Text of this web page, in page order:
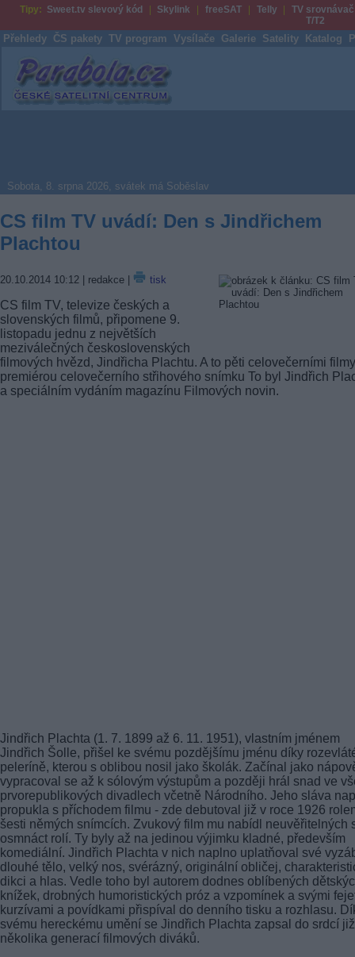
Tipy: Sweet.tv slevový kód Skylink freeSAT Telly
TV srovnávač
T/T2
Přehledy ČS pakety TV program Vysílače Galerie Satelity Katalog
Parabola.cz
Sobota, 8. srpna 2026, svátek má Soběslav
CS film TV uvádí: Den s Jindřichem
Plachtou
20.10.2014 10:12 | redakce | tisk
CS film TV, televize českých a
slovenských filmů, připomene 9.
listopadu jednu z největších
meziválečných československých
filmových hvězd, Jindřicha Plachtu. A to pěti celovečerními
premiérou celovečerního střihového snímku To byl Jindřich
a speciálním vydáním magazínu Filmových novin.
Jindřich Plachta (1. 7. 1899 až 6. 11. 1951), vlastním jménem
Jindřich Šolle, přišel ke svému pozdějšímu jménu díky
peleríně, kterou s oblibou nosil jako školák. Začínal jako
vypracoval se až k sólovým výstupům a později hrál snad ve
prvorepublikových divadlech včetně Národního. Jeho sláva
propukla s příchodem filmu - zde debutoval již v roce 1926
šesti němých snímcích. Zvukový film mu nabídl neuvěřitelných
osmnáct rolí. Ty byly až na jedinou výjimku kladné, především
komediální. Jindřich Plachta v nich naplno uplatňoval své
dlouhé tělo, velký nos, svérázný, originální obličej,
dikci a hlas. Vedle toho byl autorem dodnes oblíbených
knížek, drobných humoristických próz a vzpomínek a svými
kurzívami a povídkami přispíval do denního tisku a rozhlasu.
svému hereckému umění se Jindřich Plachta zapsal do srdcí již
několika generací filmových diváků.